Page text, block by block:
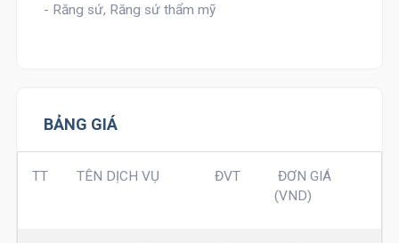
- Răng sứ, Răng sứ thẩm mỹ
BẢNG GIÁ
TT TÊN DỊCH VỤ ĐVT
ĐƠN GIÁ
(VND)